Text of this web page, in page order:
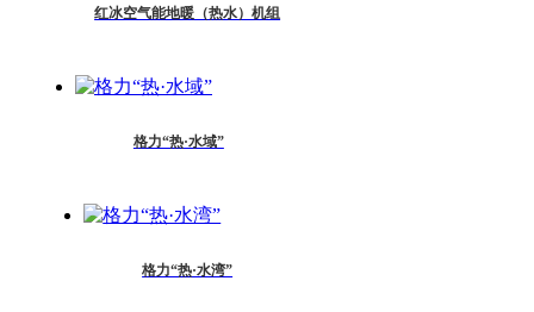
红冰空气能地暖（热水）机组
格力“热·水域”
格力“热·水湾”